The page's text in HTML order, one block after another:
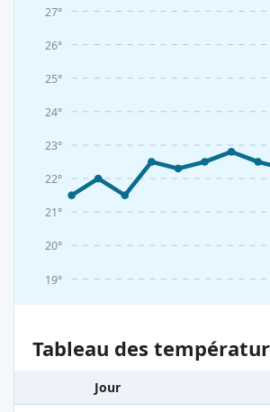
19°
20°
21°
22°
23°
24°
25°
26°
27°
Tableau des
Jour